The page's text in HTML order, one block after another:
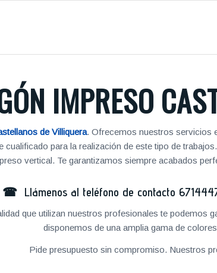
IMPRESO
de Villiquera. Ofrecemos nuestros servicios
cualificado para la realización de este tipo de
vertical. Te garantizamos siempre acabados
☎ Llámenos al teléfono de contacto
que utilizan nuestros profesionales te
disponemos de una amplia gama de
Pide presupuesto sin compromiso. Nuestros